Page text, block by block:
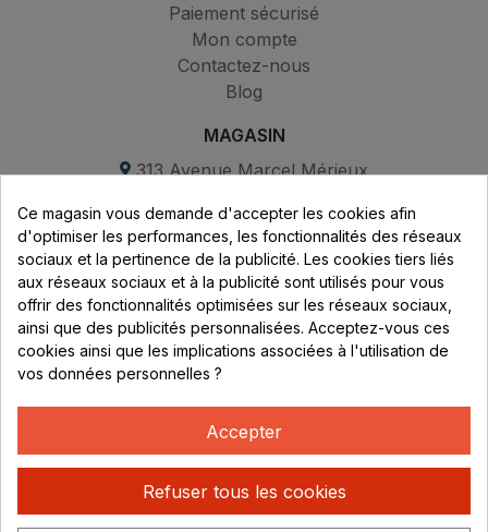
Paiement sécurisé
Mon compte
Contactez-nous
Blog
MAGASIN
313 Avenue Marcel Mérieux
69530 Brignais
Lundi au vendredi :
8h - 16h
uniquement sur Rendez-vous
CONTACT
04 78 37 00 68
contact@rhonephilatelie.fr
Ce magasin vous demande d'accepter les cookies afin
d'optimiser les performances, les fonctionnalités des réseaux
sociaux et la pertinence de la publicité. Les cookies tiers liés
aux réseaux sociaux et à la publicité sont utilisés pour vous
offrir des fonctionnalités optimisées sur les réseaux sociaux,
ainsi que des publicités personnalisées. Acceptez-vous ces
cookies ainsi que les implications associées à l'utilisation de
vos données personnelles ?
Accepter
Refuser tous les cookies